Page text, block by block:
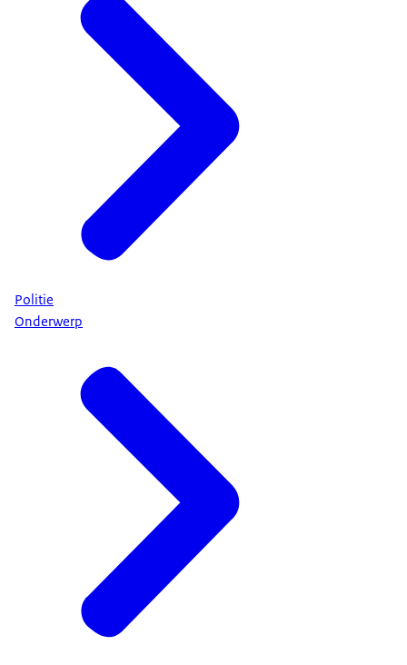
Politie
Onderwerp